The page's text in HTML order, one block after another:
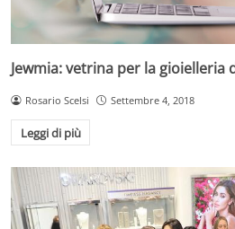
Jewmia: vetrina per la
Rosario Scelsi Settembre 4, 2018
Leggi di più